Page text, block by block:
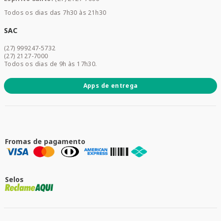
Dermocosméticos
Promoções
Todos os dias das 7h30 às 21h30
SAC
(27) 999247-5732
(27) 2127-7000
Todos os dias de 9h às 17h30.
Apps de entrega
Fromas de pagamento
Selos